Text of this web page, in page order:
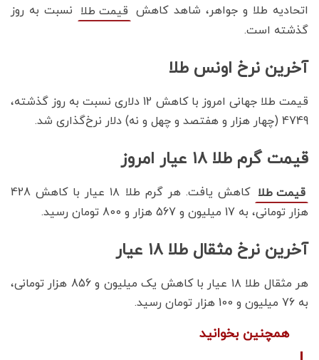
اتحادیه طلا و جواهر، شاهد کاهش قیمت‌‌‌‌ طلا نسبت به روز
گذشته است.
آخرین نرخ اونس طلا
قیمت طلا جهانی امروز با کاهش 12 دلاری نسبت به روز گذشته،
4749 (چهار هزار و هفتصد و چهل و نه) دلار نرخ‌گذاری شد.
قیمت گرم طلا ۱۸ عیار امروز
قیمت طلا
کاهش یافت. هر گرم طلا ۱۸ عیار با کاهش 428
هزار تومانی، به 17 میلیون و 567 هزار و 800 تومان رسید.
آخرین نرخ مثقال طلا ۱۸ عیار
هر مثقال طلا ۱۸ عیار با کاهش یک میلیون و 856 هزار تومانی،
به 76 میلیون و 100 هزار تومان رسید‌.
همچنین بخوانید